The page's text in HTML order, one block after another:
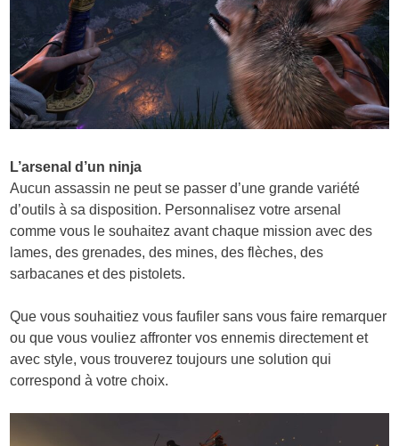
L’arsenal d’un ninja
Aucun assassin ne peut se passer d’une grande variété
d’outils à sa disposition. Personnalisez votre arsenal
comme vous le souhaitez avant chaque mission avec des
lames, des grenades, des mines, des flèches, des
sarbacanes et des pistolets.
Que vous souhaitiez vous faufiler sans vous faire remarquer
ou que vous vouliez affronter vos ennemis directement et
avec style, vous trouverez toujours une solution qui
correspond à votre choix.